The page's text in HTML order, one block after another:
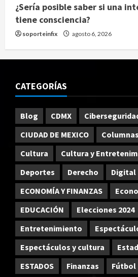
¿Sería posible saber si una
tiene consciencia?
soporteinfix agosto 6, 2026
CATEGORÍAS
Blog CDMX
CIUDAD DE MEXICO
Columnas
Cultura
Cultura y
Deportes
Derecho Digital
ECONOMÍA Y FINANZAS
EDUCACIÓN
Elecciones 2024
Entretenimiento
Espectáculos y cultura
ESTADOS
Finanzas
Fútbol